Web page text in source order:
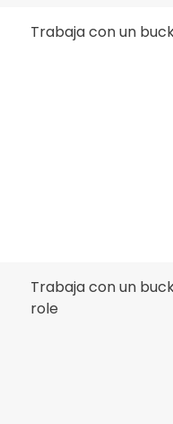
Trabaja con un
Trabaja con un
role